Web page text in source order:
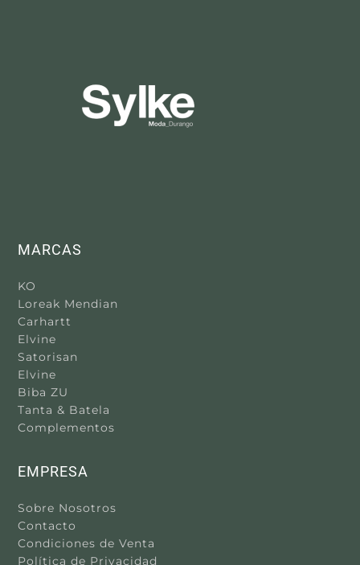
MARCAS
KO
Loreak Mendian
Carhartt
Elvine
Satorisan
Elvine
Biba ZU
Tanta & Batela
Complementos
EMPRESA
Sobre Nosotros
Contacto
Condiciones de Venta
Política de Privacidad